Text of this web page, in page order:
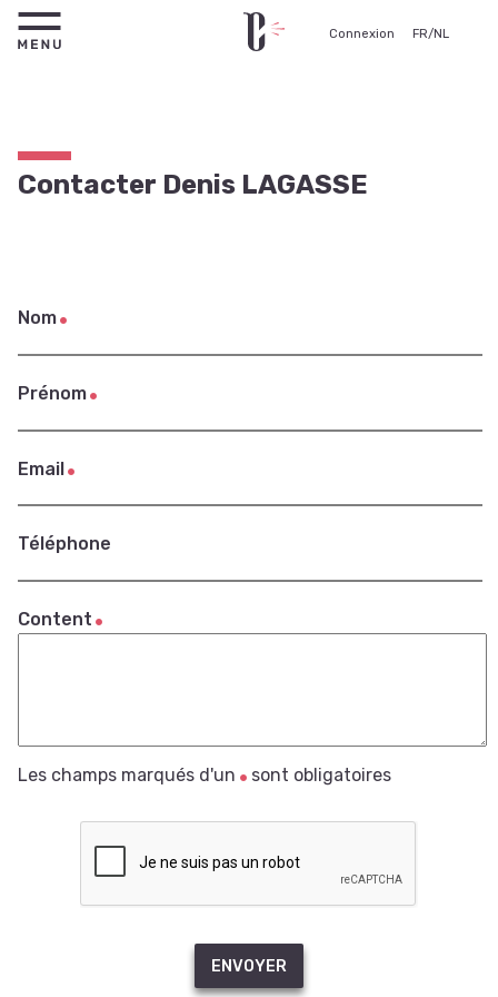
Connexion FR/NL
Contacter Denis LAGASSE
Nom
Prénom
Email
Téléphone
Content
Les champs marqués d'un sont obligatoires
ENVOYER